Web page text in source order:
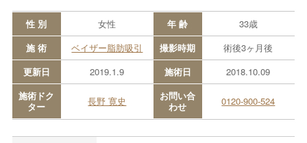
性 別 女性 年 齢
33歳
施 術
ベイザー脂肪吸引 撮影時期
術後3ヶ月後
更新日
2019.1.9 施術日
2018.10.09
施術ドク
ター
長野 寛史
お問い合
わせ
0120-900-524